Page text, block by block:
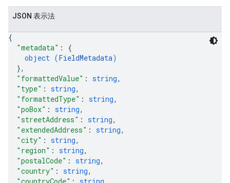
JSON 表示法
{
"metadata" : {
object (FieldMetadata)
},
"formattedValue" : string,
"type" : string,
"formattedType" : string,
"poBox" : string,
"streetAddress" : string,
"extendedAddress" : string,
"city" : string,
"region" : string,
"postalCode" : string,
"country" : string,